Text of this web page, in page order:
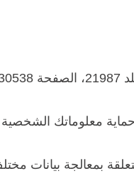
بمعالجة بيانات